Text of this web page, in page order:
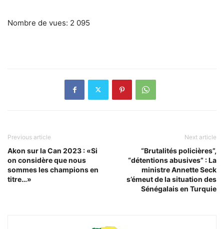
Nombre de vues: 2 095
Previous article
Akon sur la Can 2023 : «Si
on considère que nous
sommes les champions en
titre…»
Next article
“Brutalités policières”,
“détentions abusives” : La
ministre Annette Seck
s’émeut de la situation des
Sénégalais en Turquie